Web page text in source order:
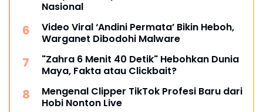
Nasional
Video Viral ‘Andini Permata’ Bikin Heboh,
Warganet Dibodohi Malware
"Zahra 6 Menit 40 Detik" Hebohkan Dunia
Maya, Fakta atau Clickbait?
Mengenal Clipper TikTok Profesi Baru dari
Hobi Nonton Live